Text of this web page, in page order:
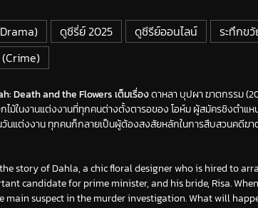
ดูซีรี่ย์ 2025 ดูซีรีย์ออนไลน์
ระทึกข
Death and the Flowers เต็มเรื่องดาหลา บุปผา ฆาตกรรม
ม้ในงานแต่งงานที่ทุกคนต่างตั้งตารอของ โอห์ม ผู้สมัครชิงตำแ
วันแต่งงาน ทุกคนก็กลายเป็นผู้ต้องสงสัยหลักในการสืบสวนคดีฆา
story of Dahla, a chic floral designer who is hired to
candidate for prime minister, and his bride, Risa.
main suspect in the murder investigation. What will